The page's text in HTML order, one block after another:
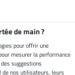
de main ?
pour offrir une
mesurer la performance
suggestions
de nos utilisateurs, leurs